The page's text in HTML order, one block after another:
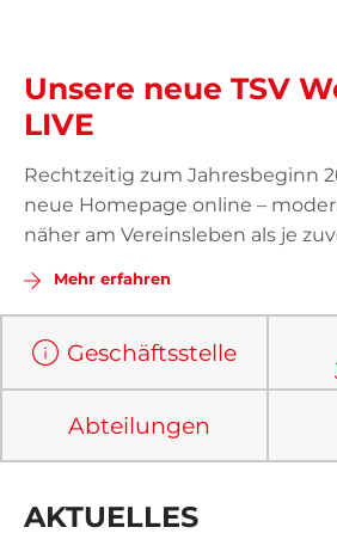
Downloads
Unsere neue TSV
LIVE
Rechtzeitig zum Jahresbeginn
neue Homepage online –
näher am Vereinsleben als je
Mehr erfahren
Geschäftsstelle
Abteilungen
AKTUELLES